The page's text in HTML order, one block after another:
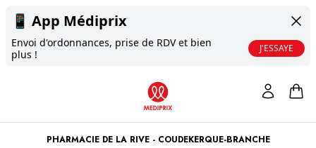
📱 App Médiprix
Envoi d'ordonnances, prise de RDV et bien
plus !
J'ESSAYE
PHARMACIE DE LA RIVE - COUDEKERQUE-BRANCHE